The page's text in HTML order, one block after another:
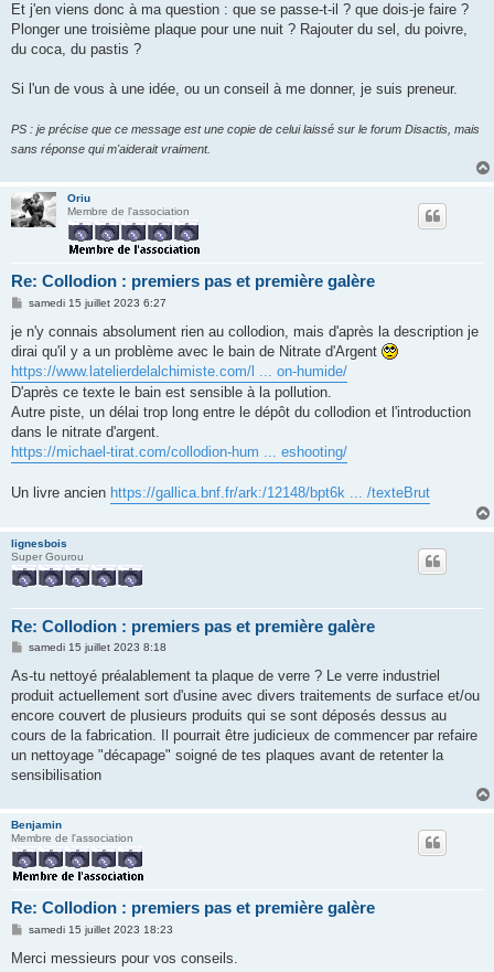
Et j'en viens donc à ma question : que se passe-t-il ? que dois-je faire ?
Plonger une troisième plaque pour une nuit ? Rajouter du sel, du poivre,
du coca, du pastis ?
Si l'un de vous à une idée, ou un conseil à me donner, je suis preneur.
PS : je précise que ce message est une copie de celui laissé sur le forum Disactis, mais
sans réponse qui m'aiderait vraiment.
Oriu
Membre de l'association
Re: Collodion : premiers pas et première galère
M
s
a
g
e
samedi 15 juillet 2023 6:27
je n'y connais absolument rien au collodion, mais d'après la description je
dirai qu'il y a un problème avec le bain de Nitrate d'Argent
https://www.latelierdelalchimiste.com/l ... on-humide/
D'après ce texte le bain est sensible à la pollution.
Autre piste, un délai trop long entre le dépôt du collodion et l'introduction
dans le nitrate d'argent.
https://michael-tirat.com/collodion-hum ... eshooting/
Un livre ancien https://gallica.bnf.fr/ark:/12148/bpt6k ... /texteBrut
lignesbois
Super Gourou
Re: Collodion : premiers pas et première galère
M
s
a
g
samedi 15 juillet 2023 8:18
As-tu nettoyé préalablement ta plaque de verre ? Le verre industriel
produit actuellement sort d'usine avec divers traitements de surface et/ou
encore couvert de plusieurs produits qui se sont déposés dessus au
cours de la fabrication. Il pourrait être judicieux de commencer par refaire
un nettoyage "décapage" soigné de tes plaques avant de retenter la
sensibilisation
Benjamin
Membre de l'association
Re: Collodion : premiers pas et première galère
M
s
samedi 15 juillet 2023 18:23
Merci messieurs pour vos conseils.